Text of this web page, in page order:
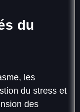
du
les
du stress et
des